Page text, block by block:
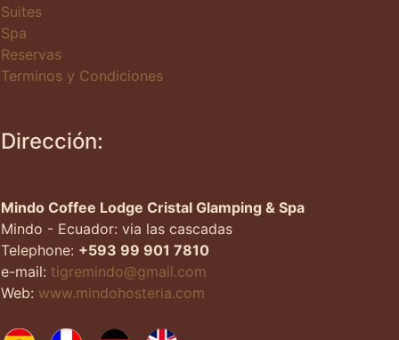
Suites
Spa
Reservas
Terminos y Condiciones
Dirección:
Mindo Coffee Lodge Cristal Glamping & Spa
Mindo - Ecuador: via las cascadas
Telephone: +593 99 901 7810
e-mail: tigremindo@gmail.com
Web: www.mindohosteria.com